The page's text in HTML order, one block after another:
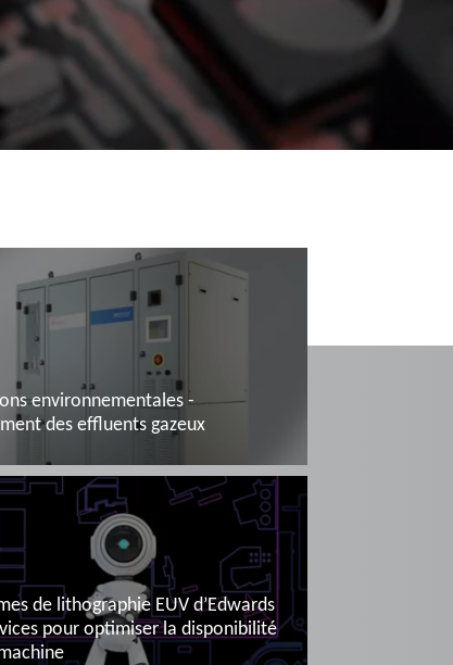
environnementales -
des effluents gazeux
plus
de lithographie EUV d’Edwards
pour optimiser la disponibilité